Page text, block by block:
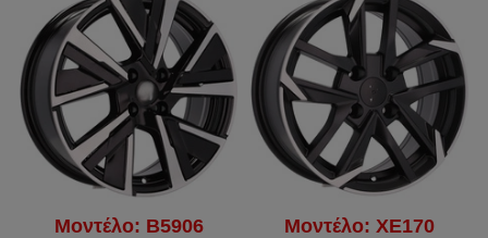
Μοντέλο: B5906 Μοντέλο: XE170